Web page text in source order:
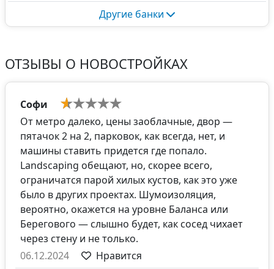
Другие банки
ОТЗЫВЫ О НОВОСТРОЙКАХ
Софи
От метро далеко, цены заоблачные, двор —
пятачок 2 на 2, парковок, как всегда, нет, и
машины ставить придется где попало.
Landscaping обещают, но, скорее всего,
ограничатся парой хилых кустов, как это уже
было в других проектах. Шумоизоляция,
вероятно, окажется на уровне Баланса или
Берегового — слышно будет, как сосед чихает
через стену и не только.
06.12.2024
Нравится